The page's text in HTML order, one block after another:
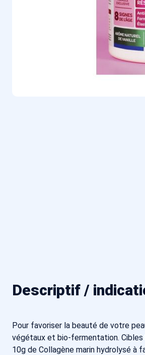
Descriptif /
Pour favoriser la beauté de votre
végétaux et bio-fermentation. Cibles
10g de Collagène marin hydrolysé à